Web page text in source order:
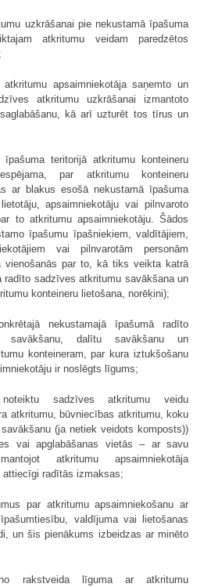
uzkrāšanai pie nekustamā īpašuma
atkritumu veidam paredzētos
apsaimniekotāja saņemto un
atkritumu uzkrāšanai izmantoto
kā arī uzturēt tos tīrus un
teritorijā atkritumu konteineru
par atkritumu konteineru
ar blakus esošā nekustamā īpašuma
apsaimniekotāju vai pilnvaroto
to atkritumu apsaimniekotāju. Šādos
īpašumu īpašniekiem, valdītājiem,
vai pilnvarotām personām
vienošanās par to, kā tiks veikta katrā
radīto sadzīves atkritumu savākšana un
konteineru lietošana, norēķini);
nekustamajā īpašumā radīto
savākšanu, dalītu savākšanu un
konteineram, par kura iztukšošanu
ir noslēgts līgums;
sadzīves atkritumu veidu
atkritumu, būvniecības atkritumu, koku
(ja netiek veidots komposts))
vai apglabāšanas vietās – ar savu
atkritumu apsaimniekotāja
attiecīgi radītās izmaksas;
par atkritumu apsaimniekošanu ar
valdījuma vai lietošanas
un šis pienākums izbeidzas ar minēto
rakstveida līguma ar atkritumu